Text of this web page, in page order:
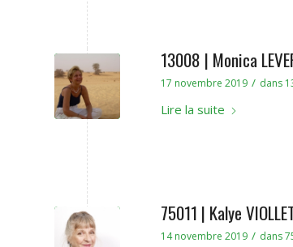
13008 | Monica
17 novembre 2019 / dans
Lire la suite
75011 | Kalye
14 novembre 2019 / dans